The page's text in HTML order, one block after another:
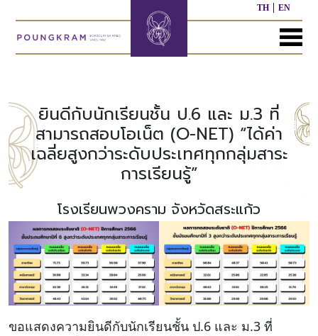
TH EN
MENU
แรก
กับ
ประวัติ
โรงเรียน
บริหาร/
บุคลากร
พันธ
กิจ
ของ
หลักสูตร
ก่อน
วัย
เรียน
อนุบาล
หลักสูตร
ประถม
ศึกษา
หลักสูตร
มัธยมศึกษา
ผล
งาน
ที่
ผ่าน
มา
กิจกรรม
ผ่าน
มา
อื่นๆ
เรา ยินดีกับนักเรียนชั้น ป.6 และ ม.3 ที่
สามารถสอบโอเน็ต (O-NET) “ได้ค่า
เฉลี่ยสูงกว่าระดับประเทศทุกกลุ่มสาระ
การเรียนรู้”
โรงเรียนพวงคราม จังหวัดสระแก้ว
ขอแสดงความยินดีกับนักเรียนชั้น ป.6 และ ม.3 ที่